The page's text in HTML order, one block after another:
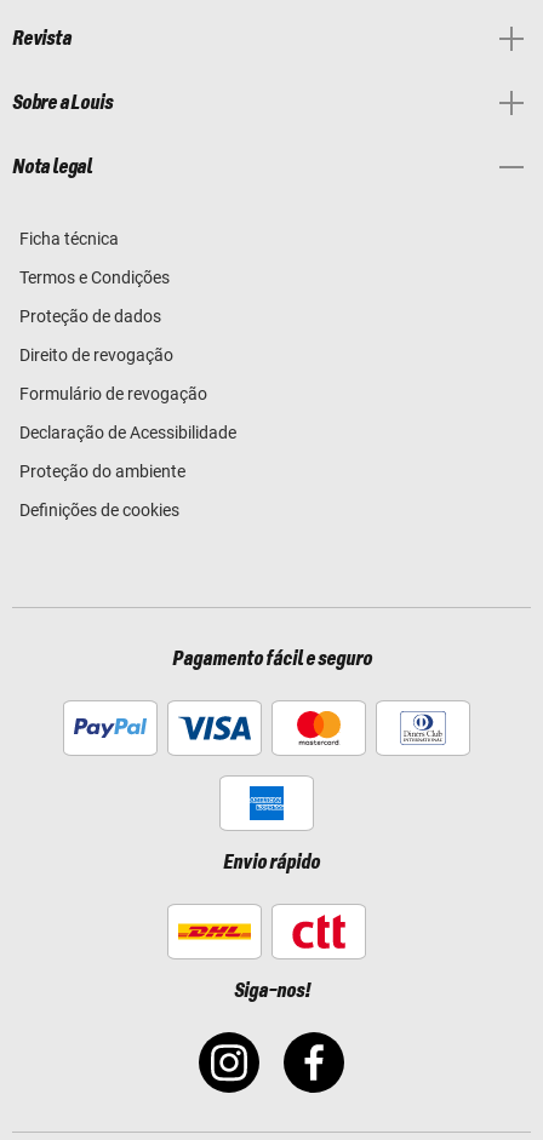
Revista
Sobre a Louis
Nota legal
Ficha técnica
Termos e Condições
Proteção de dados
Direito de revogação
Formulário de revogação
Declaração de Acessibilidade
Proteção do ambiente
Definições de cookies
Pagamento fácil e seguro
Envio rápido
Siga-nos!